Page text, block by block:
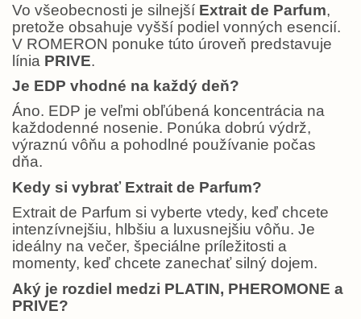
Vo všeobecnosti je silnejší Extrait de Parfum,
pretože obsahuje vyšší podiel vonných esencií.
V ROMERON ponuke túto úroveň predstavuje
línia PRIVE.
Je EDP vhodné na každý deň?
Áno. EDP je veľmi obľúbená koncentrácia na
každodenné nosenie. Ponúka dobrú výdrž,
výraznú vôňu a pohodlné používanie počas
dňa.
Kedy si vybrať Extrait de Parfum?
Extrait de Parfum si vyberte vtedy, keď chcete
intenzívnejšiu, hlbšiu a luxusnejšiu vôňu. Je
ideálny na večer, špeciálne príležitosti a
momenty, keď chcete zanechať silný dojem.
Aký je rozdiel medzi PLATIN, PHEROMONE a
PRIVE?